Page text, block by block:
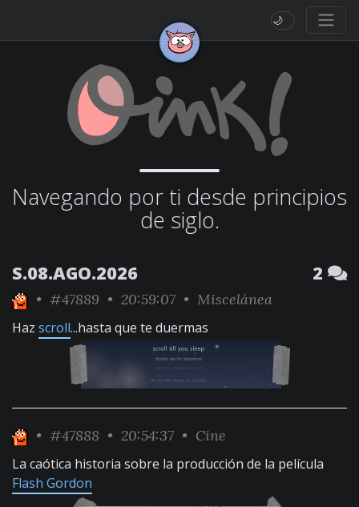
🌙
Navegando por ti desde principios
de siglo.
S.08.AGO.2026 2
• #47889 • 20:59:07 • Miscelánea
Haz scroll...hasta que te duermas
• #47888 • 20:54:37 • Cine
La caótica historia sobre la producción de la película
Flash Gordon